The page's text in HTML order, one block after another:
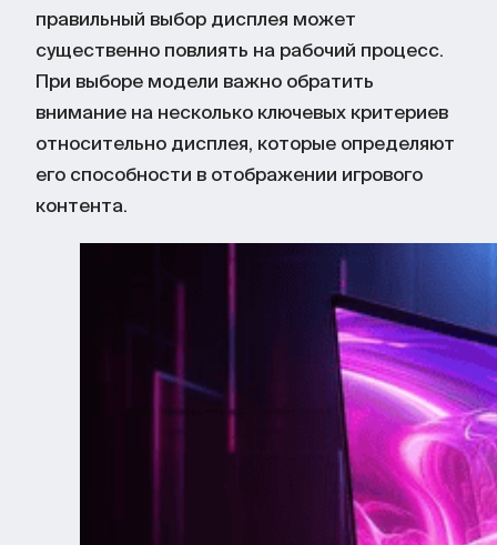
правильный выбор дисплея может
существенно повлиять на рабочий процесс.
При выборе модели важно обратить
внимание на несколько ключевых критериев
относительно дисплея, которые определяют
его способности в отображении игрового
контента.